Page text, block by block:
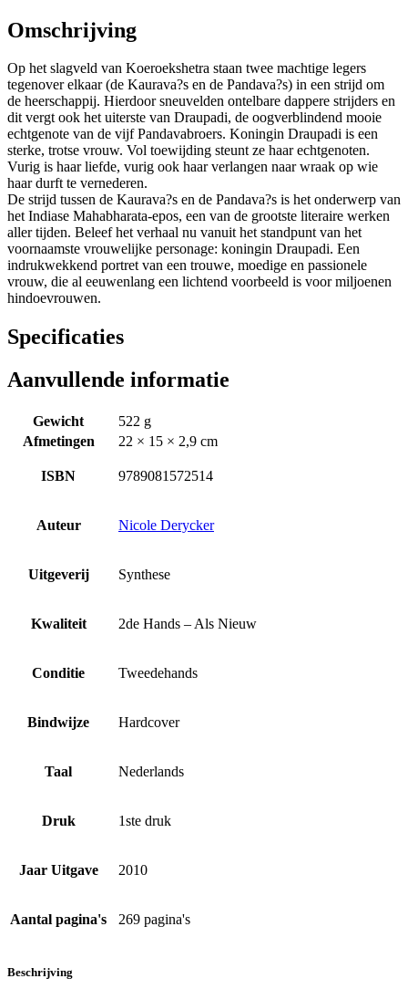
Omschrijving
Op het slagveld van Koeroekshetra staan twee machtige legers
tegenover elkaar (de Kaurava?s en de Pandava?s) in een strijd om
de heerschappij. Hierdoor sneuvelden ontelbare dappere strijders en
dit vergt ook het uiterste van Draupadi, de oogverblindend mooie
echtgenote van de vijf Pandavabroers. Koningin Draupadi is een
sterke, trotse vrouw. Vol toewijding steunt ze haar echtgenoten.
Vurig is haar liefde, vurig ook haar verlangen naar wraak op wie
haar durft te vernederen.
De strijd tussen de Kaurava?s en de Pandava?s is het onderwerp van
het Indiase Mahabharata-epos, een van de grootste literaire werken
aller tijden. Beleef het verhaal nu vanuit het standpunt van het
voornaamste vrouwelijke personage: koningin Draupadi. Een
indrukwekkend portret van een trouwe, moedige en passionele
vrouw, die al eeuwenlang een lichtend voorbeeld is voor miljoenen
hindoevrouwen.
Specificaties
Aanvullende informatie
Gewicht
522 g
Afmetingen
22 × 15 × 2,9 cm
ISBN 9789081572514
Auteur Nicole Derycker
Uitgeverij Synthese
Kwaliteit 2de Hands – Als Nieuw
Conditie Tweedehands
Bindwijze Hardcover
Taal Nederlands
Druk 1ste druk
Jaar Uitgave 2010
Aantal pagina's 269 pagina's
Beschrijving